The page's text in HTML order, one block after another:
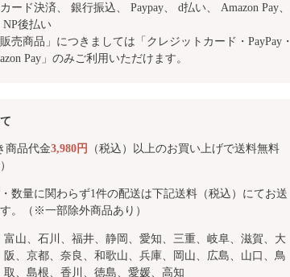
ード決済、 銀行振込、 Paypay、 d払い、 Amazon Pay、
後払い
売商品」につきましては「クレジットカード・PayPay・
Pay」のみご利用いただけます。
商品代金3,980円
（税込）以上のお買い上げで送料無料
数量に関わらず1件の配送は下記送料（税込）にてお送
。（※一部除外商品あり）
富山、石川、福井、静岡、愛知、三重、岐阜、滋賀、大
阪、京都、奈良、和歌山、兵庫、岡山、広島、山口、鳥
取、島根、香川、徳島、愛媛、高知